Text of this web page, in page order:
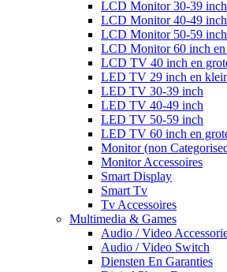
LCD Monitor 30-39 inch
LCD Monitor 40-49 inch
LCD Monitor 50-59 inch
LCD Monitor 60 inch en
LCD TV 40 inch en
LED TV 29 inch en
LED TV 30-39 inch
LED TV 40-49 inch
LED TV 50-59 inch
LED TV 60 inch en
Monitor (non
Monitor Accessoires
Smart Display
Smart Tv
Tv Accessoires
Multimedia & Games
Audio / Video
Audio / Video Switch
Diensten En Garanties